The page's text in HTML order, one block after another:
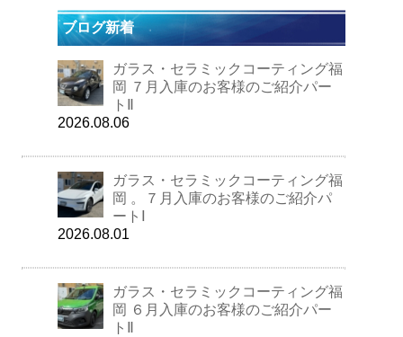
ブログ新着
ガラス・セラミックコーティング福
岡 ７月入庫のお客様のご紹介パー
トⅡ
2026.08.06
ガラス・セラミックコーティング福
岡 。７月入庫のお客様のご紹介パ
ートⅠ
2026.08.01
ガラス・セラミックコーティング福
岡 ６月入庫のお客様のご紹介パー
トⅡ